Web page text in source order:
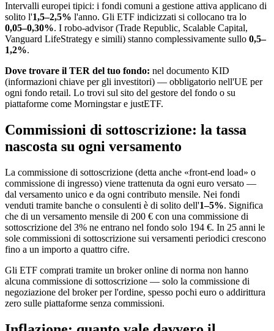
Intervalli europei tipici: i fondi comuni a gestione attiva applicano di
solito l'1,5–2,5% l'anno. Gli ETF indicizzati si collocano tra lo
0,05–0,30%. I robo-advisor (Trade Republic, Scalable Capital,
Vanguard LifeStrategy e simili) stanno complessivamente sullo 0,5–
1,2%.
Dove trovare il TER del tuo fondo: nel documento KID
(informazioni chiave per gli investitori) — obbligatorio nell'UE per
ogni fondo retail. Lo trovi sul sito del gestore del fondo o su
piattaforme come Morningstar e justETF.
Commissioni di sottoscrizione: la tassa
nascosta su ogni versamento
La commissione di sottoscrizione (detta anche «front-end load» o
commissione di ingresso) viene trattenuta da ogni euro versato —
dal versamento unico e da ogni contributo mensile. Nei fondi
venduti tramite banche o consulenti è di solito dell'1–5%. Significa
che di un versamento mensile di 200 € con una commissione di
sottoscrizione del 3% ne entrano nel fondo solo 194 €. In 25 anni le
sole commissioni di sottoscrizione sui versamenti periodici crescono
fino a un importo a quattro cifre.
Gli ETF comprati tramite un broker online di norma non hanno
alcuna commissione di sottoscrizione — solo la commissione di
negoziazione del broker per l'ordine, spesso pochi euro o addirittura
zero sulle piattaforme senza commissioni.